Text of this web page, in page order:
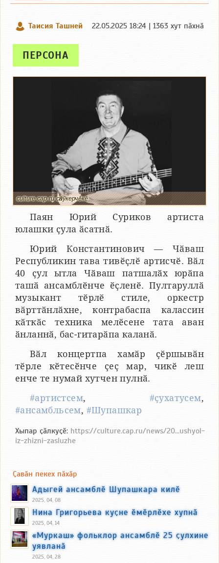
Таисия Ташней 22.05.2025 18:24 | 1363 хут пӑхнӑ
ПЕРСОНА
culture.cap.ru сӑнӳкерчӗкӗ
Паян Юрий Суриков артиста
юлашки ҫула ӑсатнӑ.
Юрий Константинович — Чӑваш
Республикин тава тивӗҫлӗ артисчӗ. Вӑл
40 ҫул ытла Чӑваш патшалӑх юрӑпа
ташӑ ансамблӗнче ӗҫленӗ. Пултаруллӑ
музыкант тӗрлӗ стиле, оркестр
вӑрттӑнлӑхне, контрабаспа калассин
кӑткӑс техника мелӗсене тата аван
ӑнланнӑ, бас-гитарӑпа каланӑ.
Вӑл концертпа хамӑр ҫӗршывӑн
тӗрле кӗтесӗнче ҫеҫ мар, чикӗ леш
енче те нумай хутчен пулнӑ.
#артистсем, #ҫухатусем,
#ансамбльсем, #Шупашкар
Хыпар ҫӑлкуҫӗ: https://culture.cap.ru/news/20...ushyol-
iz-zhizni-zasluzhe
Ҫавӑн пекех пӑхӑр
Адыгей ансамблӗ Шупашкара килӗ
2025, 04, 08
Нина Григорьева куҫне ӗмӗрлӗхе хупнӑ
2025, 04, 14
«Муркаш» фольклор ансамблӗ 25 ҫулхине
уявланӑ
2025, 04, 28